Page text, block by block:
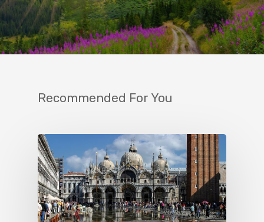
Recommended For You